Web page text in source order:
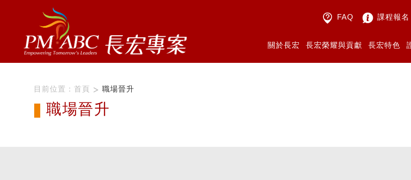
長宏特色
長宏榮耀與貢獻
關於長宏
課程報名
FAQ
目前位置：首頁 職場晉升
職場晉升